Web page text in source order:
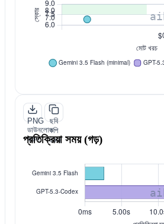
PNG
ডাউনলোড
করুন
ছবি
কপি
করুন
প্রতিক্রিয়া সময় (গড়)